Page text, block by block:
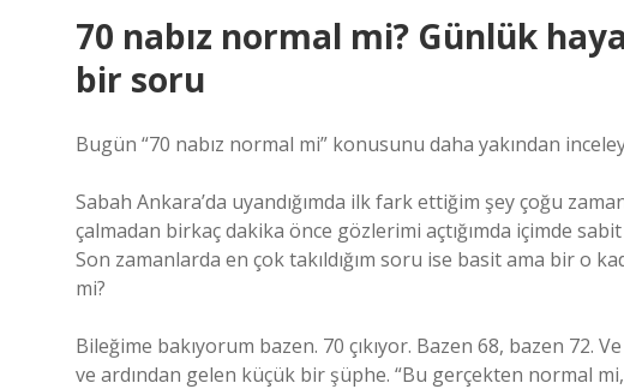
70 nabız normal mi? Günlük
bir soru
Bugün “70 nabız normal mi” konusunu daha yakından
Sabah Ankara’da uyandığımda ilk fark ettiğim şey çoğu
çalmadan birkaç dakika önce gözlerimi açtığımda içimde
Son zamanlarda en çok takıldığım soru ise basit ama bir o
mi?
Bileğime bakıyorum bazen. 70 çıkıyor. Bazen 68, bazen 72.
ve ardından gelen küçük bir şüphe. “Bu gerçekten normal